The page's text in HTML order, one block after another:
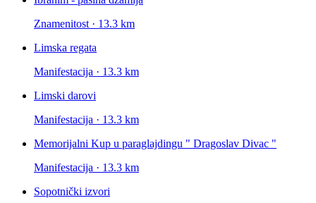
Znamenitost · 13.3 km
Limska regata
Manifestacija · 13.3 km
Limski darovi
Manifestacija · 13.3 km
Memorijalni Kup u paraglajdingu " Dragoslav Divac "
Manifestacija · 13.3 km
Sopotnički izvori